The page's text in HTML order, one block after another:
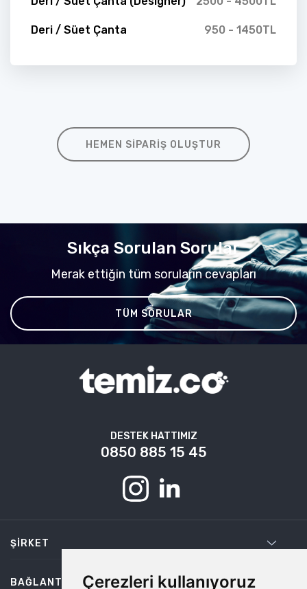
Çerezleri kullanıyoruz
Deri / Süet Çanta 950 - 1450TL
HEMEN SIPARIŞ OLUŞTUR
Sıkça Sorulan Sorular
Merak ettiğin tüm soruların cevapları
TÜM SORULAR
DESTEK HATTIMIZ
0850 885 15 45
ŞIRKET
BAĞLANTILAR